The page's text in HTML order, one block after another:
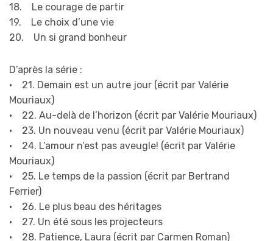
18. Le courage de partir
19. Le choix d’une vie
20. Un si grand bonheur
D’après la série :
• 21. Demain est un autre jour (écrit par Valérie
Mouriaux)
• 22. Au-delà de l’horizon (écrit par Valérie Mouriaux)
• 23. Un nouveau venu (écrit par Valérie Mouriaux)
• 24. L’amour n’est pas aveugle! (écrit par Valérie
Mouriaux)
• 25. Le temps de la passion (écrit par Bertrand
Ferrier)
• 26. Le plus beau des héritages
• 27. Un été sous les projecteurs
• 28. Patience, Laura (écrit par Carmen Roman)